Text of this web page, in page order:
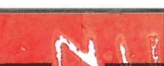
Welke stijlen, stromingen, landen en...